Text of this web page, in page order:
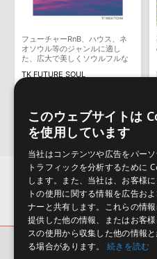
めのデモンストレーション用の
そのものをお使いいただくこと
構成する全てのサウンドが、サ
保証するものではありません。
しかねます。
RETRO WAVE & FUTURE
フューチャーRnB、ハウス、ネ
オソウル等のジャンルに適し
た、広大で美しくソウルフルな
TK FUTURE SOUL
サンプルパック
このウェブサイトは
を使用しています
当社はコンテンツや広告をパーソ
トラフィックを分析するために
します。また、当社は、お客様
トの使用に関する情報を広告お
ナーと共有します。これらの情
提供した他の情報、またはお客
スの使用から収集した他の情報
る場合があります。
続きを読む